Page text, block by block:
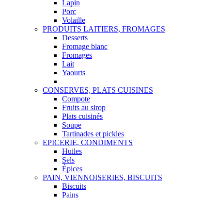
Lapin
Porc
Volaille
PRODUITS LAITIERS, FROMAGES
Desserts
Fromage blanc
Fromages
Lait
Yaourts
CONSERVES, PLATS CUISINES
Compote
Fruits au sirop
Plats cuisinés
Soupe
Tartinades et pickles
EPICERIE, CONDIMENTS
Huiles
Sels
Épices
PAIN, VIENNOISERIES, BISCUITS
Biscuits
Pains